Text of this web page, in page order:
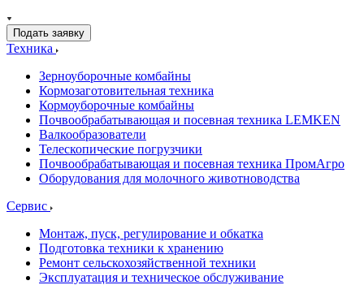
Подать заявку
Техника
Зерноуборочные комбайны
Кормозаготовительная техника
Кормоуборочные комбайны
Почвообрабатывающая и посевная техника LEMKEN
Валкообразователи
Телескопические погрузчики
Почвообрабатывающая и посевная техника ПромАгро
Оборудования для молочного животноводства
Сервис
Монтаж, пуск, регулирование и обкатка
Подготовка техники к хранению
Ремонт сельскохозяйственной техники
Эксплуатация и техническое обслуживание